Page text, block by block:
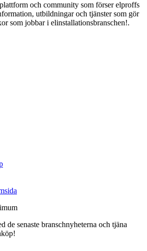
och community som förser elproffs
utbildningar och tjänster som gör
som jobbar i elinstallationsbranschen!.
de senaste branschnyheterna och tjäna